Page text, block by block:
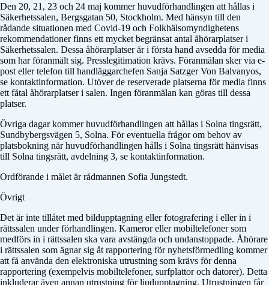
Den 20, 21, 23 och 24 maj kommer huvudförhandlingen att hållas i
Säkerhetssalen, Bergsgatan 50, Stockholm. Med hänsyn till den
rådande situationen med Covid-19 och Folkhälsomyndighetens
rekommendationer finns ett mycket begränsat antal åhörarplatser i
Säkerhetssalen. Dessa åhörarplatser är i första hand avsedda för media
som har föranmält sig. Presslegitimation krävs. Föranmälan sker via e-
post eller telefon till handläggarchefen Sanja Satzger Von Balvanyos,
se kontaktinformation. Utöver de reserverade platserna för media finns
ett fåtal åhörarplatser i salen. Ingen föranmälan kan göras till dessa
platser.
Övriga dagar kommer huvudförhandlingen att hållas i Solna tingsrätt,
Sundbybergsvägen 5, Solna. För eventuella frågor om behov av
platsbokning när huvudförhandlingen hålls i Solna tingsrätt hänvisas
till Solna tingsrätt, avdelning 3, se kontaktinformation.
Ordförande i målet är rådmannen Sofia Jungstedt.
Övrigt
Det är inte tillåtet med bildupptagning eller fotografering i eller in i
rättssalen under förhandlingen. Kameror eller mobiltelefoner som
medförs in i rättssalen ska vara avstängda och undanstoppade. Åhörare
i rättssalen som ägnar sig åt rapportering för nyhetsförmedling kommer
att få använda den elektroniska utrustning som krävs för denna
rapportering (exempelvis mobiltelefoner, surfplattor och datorer). Detta
inkluderar även annan utrustning för ljudupptagning. Utrustningen får